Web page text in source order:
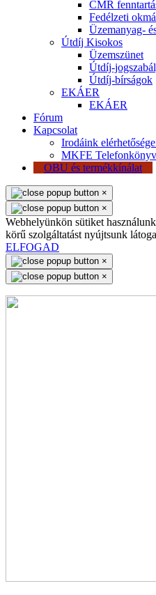
CMR
Fedélzeti
Üzemanyag-
Útdíj Kisokos
Üzemszünet
Útdíj-
Útdíj-bírságok
EKÁER
EKÁER
Fórum
Kapcsolat
Irodáink
MKFE Telefonkönyv
OBU és termékkínálat
×
×
Webhelyünkön sütiket
körű szolgáltatást nyújtsunk
ELFOGAD
×
×